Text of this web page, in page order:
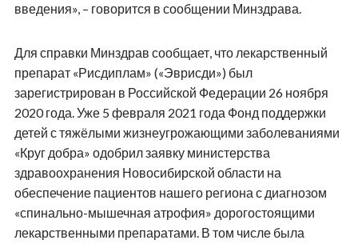
введения», – говорится в сообщении Минздрава.
Для справки Минздрав сообщает, что лекарственный
препарат «Рисдиплам» («Эврисди») был
зарегистрирован в Российской Федерации 26 ноября
2020 года. Уже 5 февраля 2021 года Фонд поддержки
детей с тяжёлыми жизнеугрожающими заболеваниями
«Круг добра» одобрил заявку министерства
здравоохранения Новосибирской области на
обеспечение пациентов нашего региона с диагнозом
«спинально-мышечная атрофия» дорогостоящими
лекарственными препаратами. В том числе была